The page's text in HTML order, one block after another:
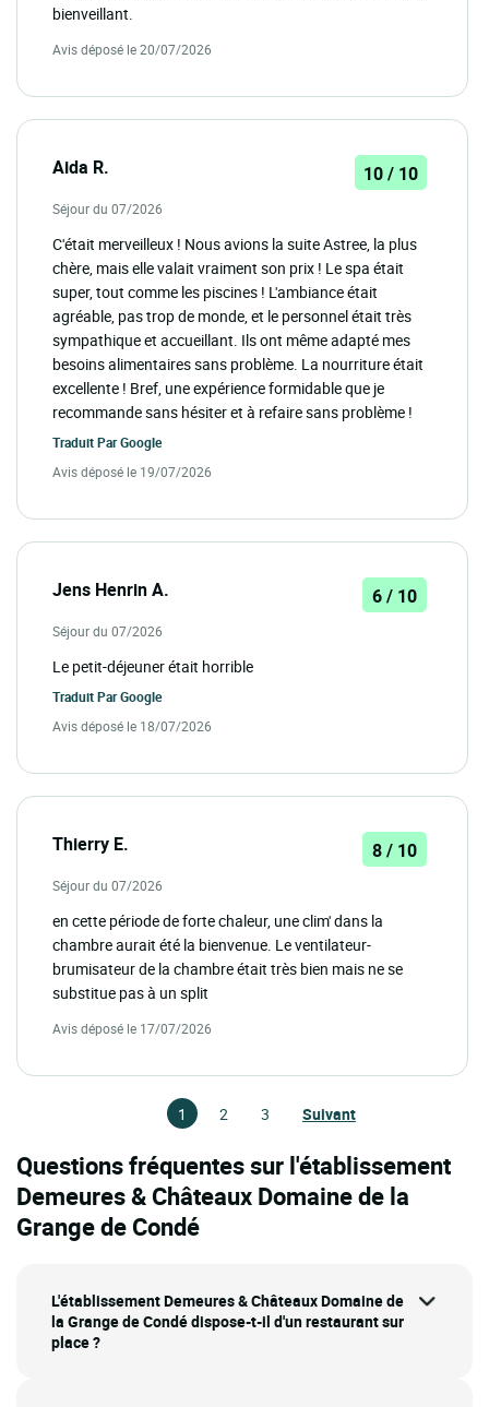
bienveillant.
Avis déposé le 20/07/2026
Aida R. 10 / 10
Séjour du 07/2026
C'était merveilleux ! Nous avions la suite Astree, la plus
chère, mais elle valait vraiment son prix ! Le spa était
super, tout comme les piscines ! L'ambiance était
agréable, pas trop de monde, et le personnel était très
sympathique et accueillant. Ils ont même adapté mes
besoins alimentaires sans problème. La nourriture était
excellente ! Bref, une expérience formidable que je
recommande sans hésiter et à refaire sans problème !
Traduit ParGoogle
Avis déposé le 19/07/2026
Jens Henrin A. 6 / 10
Séjour du 07/2026
Le petit-déjeuner était horrible
Traduit ParGoogle
Avis déposé le 18/07/2026
Thierry E. 8 / 10
Séjour du 07/2026
en cette période de forte chaleur, une clim' dans la
chambre aurait été la bienvenue. Le ventilateur-
brumisateur de la chambre était très bien mais ne se
substitue pas à un split
Avis déposé le 17/07/2026
1 2 3 Suivant
Questions fréquentes sur l'établissement
Demeures & Châteaux Domaine de la
Grange de Condé
L'établissement Demeures & Châteaux Domaine de
la Grange de Condé dispose-t-il d'un restaurant sur
place ?